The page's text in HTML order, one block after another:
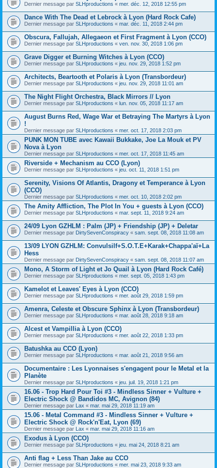
Dernier message par SLHproductions « mer. déc. 12, 2018 12:55 pm
Dance With The Dead et Lebrock à Lyon (Hard Rock Cafe)
Dernier message par SLHproductions « mar. déc. 11, 2018 2:44 pm
Obscura, Fallujah, Allegaeon et First Fragment à Lyon (CCO)
Dernier message par SLHproductions « ven. nov. 30, 2018 1:06 pm
Grave Digger et Burning Witches à Lyon (CCO)
Dernier message par SLHproductions « jeu. nov. 29, 2018 1:52 pm
Architects, Beartooth et Polaris à Lyon (Transbordeur)
Dernier message par SLHproductions « jeu. nov. 29, 2018 11:01 am
The Night Flight Orchestra, Black Mirrors // Lyon
Dernier message par SLHproductions « lun. nov. 05, 2018 11:17 am
August Burns Red, Wage War et Betraying The Martyrs à Lyon
!
Dernier message par SLHproductions « mer. oct. 17, 2018 2:03 pm
PUNK MON TUBE avec Kawaii Bukkake, Joe La Mouk et PV
Nova à Lyon
Dernier message par SLHproductions « mer. oct. 17, 2018 11:45 am
Riverside + Mechanism au CCO (Lyon)
Dernier message par SLHproductions « jeu. oct. 11, 2018 1:51 pm
Serenity, Visions Of Atlantis, Dragony et Temperance à Lyon
(CCO)
Dernier message par SLHproductions « mer. oct. 10, 2018 2:02 pm
The Amity Affliction, The Plot In You + guests à Lyon (CCO)
Dernier message par SLHproductions « mar. sept. 11, 2018 9:24 am
24/09 Lyon GZHLM : Palm (JP) + Friendship (JP) + Deletar
Dernier message par DirtySevenConspiracy « sam. sept. 08, 2018 11:08 am
13/09 LYON GZHLM: Convulsilf+S.O.T.E+Karak+Chappa'aï+La
Hess
Dernier message par DirtySevenConspiracy « sam. sept. 08, 2018 11:07 am
Mono, A Storm of Light et Jo Quail à Lyon (Hard Rock Café)
Dernier message par SLHproductions « mer. sept. 05, 2018 1:43 pm
Kamelot et Leaves' Eyes à Lyon (CCO)
Dernier message par SLHproductions « mer. août 29, 2018 1:59 pm
Amenra, Celeste et Obscure Sphinx à Lyon (Transbordeur)
Dernier message par SLHproductions « mar. août 28, 2018 9:18 am
Alcest et Vampillia à Lyon (CCO)
Dernier message par SLHproductions « mer. août 22, 2018 1:33 pm
Batushka au CCO (Lyon)
Dernier message par SLHproductions « mar. août 21, 2018 9:56 am
Documentaire : Les Lyonnaises s'engagent pour le Metal et la
Planète
Dernier message par SLHproductions « jeu. juil. 19, 2018 1:21 pm
16.06 - Trop Hard Pour Toi #3 - Mindless Sinner + Vulture +
Electric Shock @ Bandidos MC, Avignon (84)
Dernier message par Lax « mar. mai 29, 2018 11:19 am
15.06 - Metal Command #3 - Mindless Sinner + Vulture +
Electric Shock @ Rock'n'Eat, Lyon (69)
Dernier message par Lax « mar. mai 29, 2018 11:16 am
Exodus à Lyon (CCO)
Dernier message par SLHproductions « jeu. mai 24, 2018 8:21 am
Anti flag + Less Than Jake au CCO
Dernier message par SLHproductions « mer. mai 23, 2018 9:33 am